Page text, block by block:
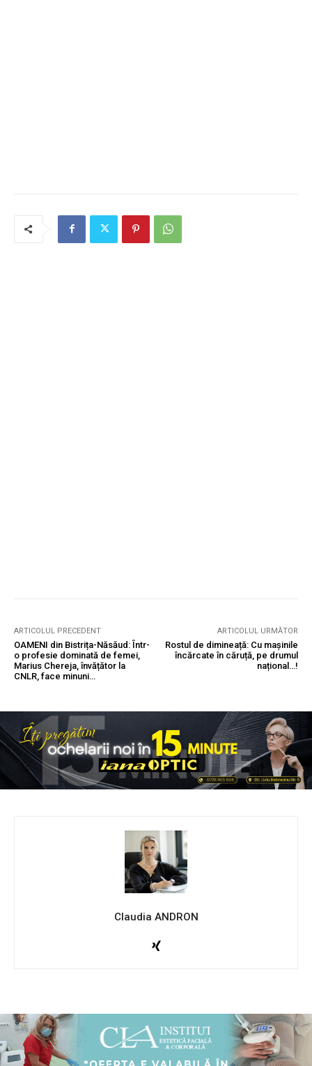
ARTICOLUL PRECEDENT
OAMENI din Bistrița-Năsăud: Într-
o profesie dominată de femei,
Marius Chereja, învățător la
CNLR, face minuni…
ARTICOLUL URMĂTOR
Rostul de dimineață: Cu mașinile
încărcate în căruță, pe drumul
național…!
Claudia ANDRON